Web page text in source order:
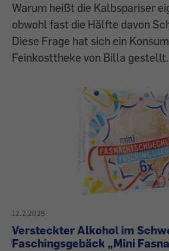
Warum heißt die Kalbspariser
obwohl fast die Hälfte davon
Diese Frage hat sich ein
Feinkosttheke von Billa gestellt.
12.2.2026
Versteckter Alkohol im
Faschingsgebäck „Mini